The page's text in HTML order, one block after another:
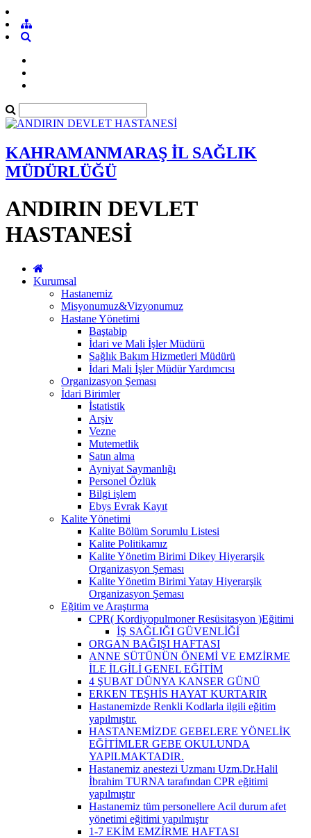
KAHRAMANMARAŞ İL SAĞLIK
MÜDÜRLÜĞÜ
ANDIRIN DEVLET
HASTANESİ
Kurumsal
Hastanemiz
Misyonumuz&Vizyonumuz
Hastane Yönetimi
Baştabip
İdari ve Mali İşler Müdürü
Sağlık Bakım Hizmetleri Müdürü
İdari Mali İşler Müdür Yardımcısı
Organizasyon Şeması
İdari Birimler
İstatistik
Arşiv
Vezne
Mutemetlik
Satın alma
Ayniyat Saymanlığı
Personel Özlük
Bilgi işlem
Ebys Evrak Kayıt
Kalite Yönetimi
Kalite Bölüm Sorumlu Listesi
Kalite Politikamız
Kalite Yönetim Birimi Dikey Hiyerarşik
Organizasyon Şeması
Kalite Yönetim Birimi Yatay Hiyerarşik
Organizasyon Şeması
Eğitim ve Araştırma
CPR( Kordiyopulmoner Resüsitasyon )Eğitimi
İŞ SAĞLIĞI GÜVENLİĞİ
ORGAN BAĞIŞI HAFTASI
ANNE SÜTÜNÜN ÖNEMİ VE EMZİRME
İLE İLGİLİ GENEL EĞİTİM
4 ŞUBAT DÜNYA KANSER GÜNÜ
ERKEN TEŞHİS HAYAT KURTARIR
Hastanemizde Renkli Kodlarla ilgili eğitim
yapılmıştır.
HASTANEMİZDE GEBELERE YÖNELİK
EĞİTİMLER GEBE OKULUNDA
YAPILMAKTADIR.
Hastanemiz anestezi Uzmanı Uzm.Dr.Halil
İbrahim TURNA tarafından CPR eğitimi
yapılmıştır
Hastanemiz tüm personellere Acil durum afet
yönetimi eğitimi yapılmıştır
1-7 EKİM EMZİRME HAFTASI